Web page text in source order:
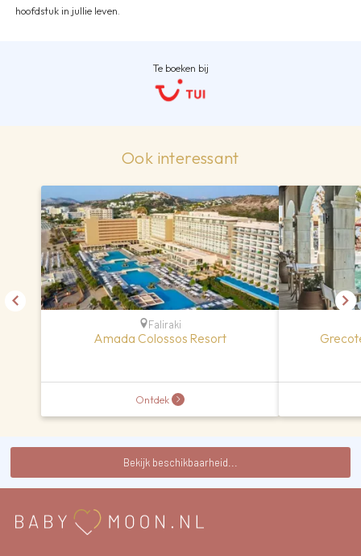
hoofdstuk in jullie leven.
Te boeken bij
Ook interessant
Faliraki
Amada Colossos Resort
Ontdek
Bekijk beschikbaarheid...